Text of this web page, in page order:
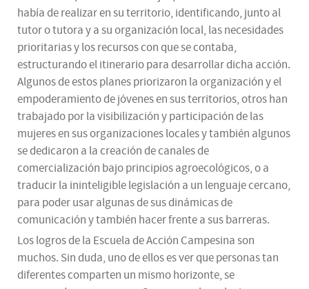
había de realizar en su territorio, identificando, junto al
tutor o tutora y a su organización local, las necesidades
prioritarias y los recursos con que se contaba,
estructurando el itinerario para desarrollar dicha acción.
Algunos de estos planes priorizaron la organización y el
empoderamiento de jóvenes en sus territorios, otros han
trabajado por la visibilización y participación de las
mujeres en sus organizaciones locales y también algunos
se dedicaron a la creación de canales de
comercialización bajo principios agroecológicos, o a
traducir la ininteligible legislación a un lenguaje cercano,
para poder usar algunas de sus dinámicas de
comunicación y también hacer frente a sus barreras.
Los logros de la Escuela de Acción Campesina son
muchos. Sin duda, uno de ellos es ver que personas tan
diferentes comparten un mismo horizonte, se